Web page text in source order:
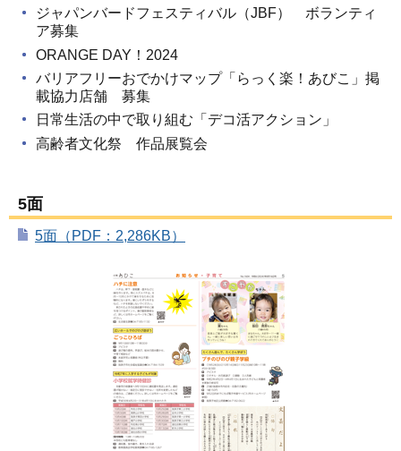
ジャパンバードフェスティバル（JBF） ボランティ
ア募集
ORANGE DAY！2024
バリアフリーおでかけマップ「らっく楽！あびこ」掲
載協力店舗 募集
日常生活の中で取り組む「デコ活アクション」
高齢者文化祭 作品展覧会
5面
5面（PDF：2,286KB）